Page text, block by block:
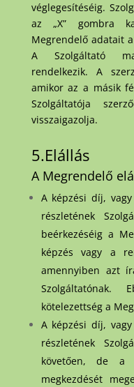
véglegesítéséig.
az „X” gombra
Megrendelő adatait
A Szolgáltató
rendelkezik. A
amikor az a másik
Szolgáltatója
visszaigazolja.
5.Elállás
A Megrendelő
A képzési díj,
részletének
beérkezéséig a
képzés vagy a
amennyiben azt
Szolgáltatónak.
kötelezettség a
A képzési díj,
részletének
követően, de a
megkezdését